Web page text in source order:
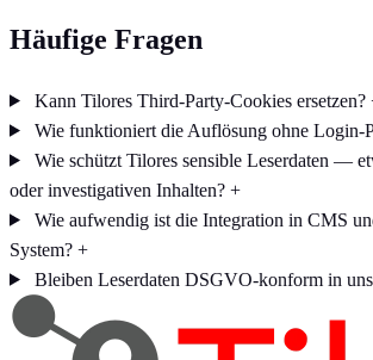
Häufige Fragen
Kann Tilores Third-Party-Cookies ersetzen?
Wie funktioniert die Auflösung ohne Login-
Wie schützt Tilores sensible Leserdaten —
oder investigativen Inhalten? +
Wie aufwendig ist die Integration in CMS
System? +
Bleiben Leserdaten DSGVO-konform in